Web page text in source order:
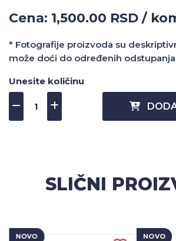
Cena: 1,500.00 RSD /
* Fotografije proizvoda su
može doći do određenih
Unesite količinu
SLIČNI
NOVO NOVO